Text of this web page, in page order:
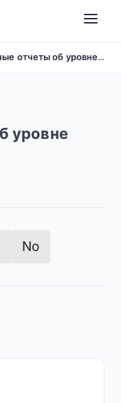
улучшенные отчеты об уровне активнос 2
уровне
No